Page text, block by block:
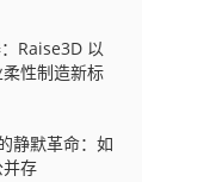
Raise3D 以
性制造新标
静默革命：如
存